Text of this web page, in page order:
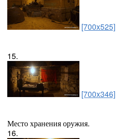
[700x525]
15.
[700x346]
Место хранения оружия.
16.